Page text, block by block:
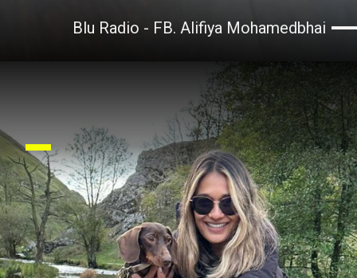
Blu Radio - FB. Alifiya Mohamedbhai